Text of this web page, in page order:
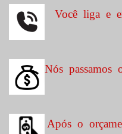
Você liga e
Nós passamos
Após o